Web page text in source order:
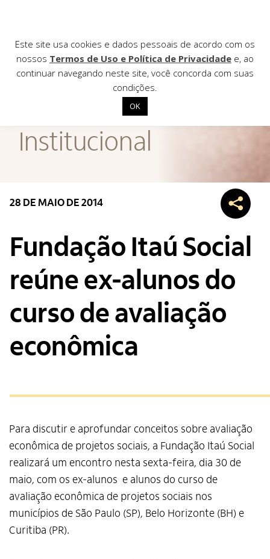
Institucional
Contato
Institucional
28 DE MAIO DE 2014
Fundação Itaú Social
reúne ex-alunos do
curso de avaliação
econômica
Para discutir e aprofundar conceitos sobre avaliação
econômica de projetos sociais, a Fundação Itaú Social
realizará um encontro nesta sexta-feira, dia 30 de
maio, com os ex-alunos e alunos do curso de
avaliação econômica de projetos sociais nos
municípios de São Paulo (SP), Belo Horizonte (BH) e
Curitiba (PR).
Este site usa cookies e dados pessoais de acordo com os
nossos Termos de Uso e Política de Privacidade e, ao
continuar navegando neste site, você concorda com suas
condições.
OK